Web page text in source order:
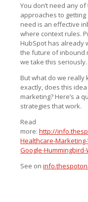
You don’t need any
approaches to
need is an effective
where context rules.
HubSpot has already
the future of inbound
we take this seriously.
But what do we really
exactly, does this
marketing? Here’s a
strategies that work.
Read
more: http://
Healthcare-
Google-Hummingbird-
See on